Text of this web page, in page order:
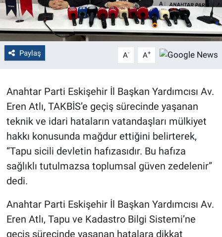
Paylaş A- A+
Anahtar Parti Eskişehir İl Başkan Yardımcısı Av.
Eren Atlı, TAKBİS’e geçiş sürecinde yaşanan
teknik ve idari hataların vatandaşları mülkiyet
hakkı konusunda mağdur ettiğini belirterek,
“Tapu sicili devletin hafızasıdır. Bu hafıza
sağlıklı tutulmazsa toplumsal güven zedelenir”
dedi.
Anahtar Parti Eskişehir İl Başkan Yardımcısı Av.
Eren Atlı, Tapu ve Kadastro Bilgi Sistemi’ne
geçiş sürecinde yaşanan hatalara dikkat
Çevre
Yerel
Magazin